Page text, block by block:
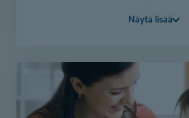
- Korvaus huomioidaan suoraan
(etu 60€)
- Korvaus ei edellytä lääkärin
Varaa aika ajanvarauksestamme.
Näytä lisää